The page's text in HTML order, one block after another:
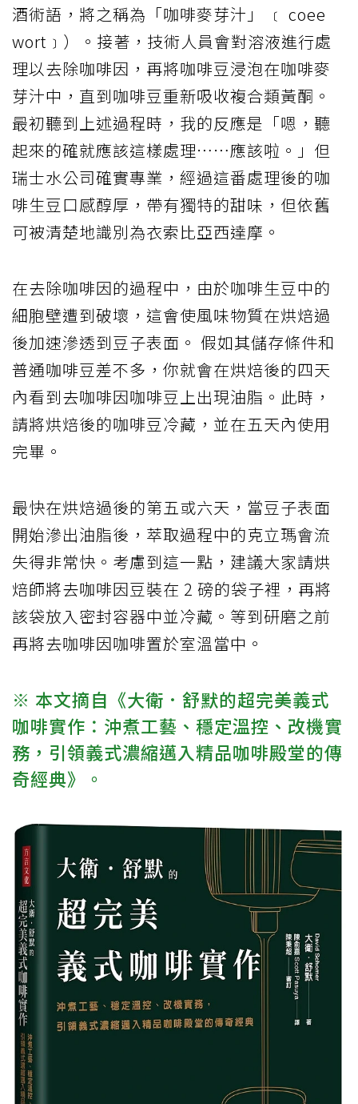
酒術語，將之稱為「咖啡麥芽汁」 ﹝ coee
wort﹞）。接著，技術人員會對溶液進行處
理以去除咖啡因，再將咖啡豆浸泡在咖啡麥
芽汁中，直到咖啡豆重新吸收複合類黃酮。
最初聽到上述過程時，我的反應是「嗯，聽
起來的確就應該這樣處理⋯⋯應該啦。」但
瑞士水公司確實專業，經過這番處理後的咖
啡生豆口感醇厚，帶有獨特的甜味，但依舊
可被清楚地識別為衣索比亞西達摩。
在去除咖啡因的過程中，由於咖啡生豆中的
細胞壁遭到破壞，這會使風味物質在烘焙過
後加速滲透到豆子表面。 假如其儲存條件和
普通咖啡豆差不多，你就會在烘焙後的四天
內看到去咖啡因咖啡豆上出現油脂。此時，
請將烘焙後的咖啡豆冷藏，並在五天內使用
完畢。
最快在烘焙過後的第五或六天，當豆子表面
開始滲出油脂後，萃取過程中的克立瑪會流
失得非常快。考慮到這一點，建議大家請烘
焙師將去咖啡因豆裝在 2 磅的袋子裡，再將
該袋放入密封容器中並冷藏。等到研磨之前
再將去咖啡因咖啡置於室溫當中。
※ 本文摘自《大衛．舒默的超完美義式
咖啡實作：沖煮工藝、穩定溫控、改機實
務，引領義式濃縮邁入精品咖啡殿堂的傳
奇經典》。